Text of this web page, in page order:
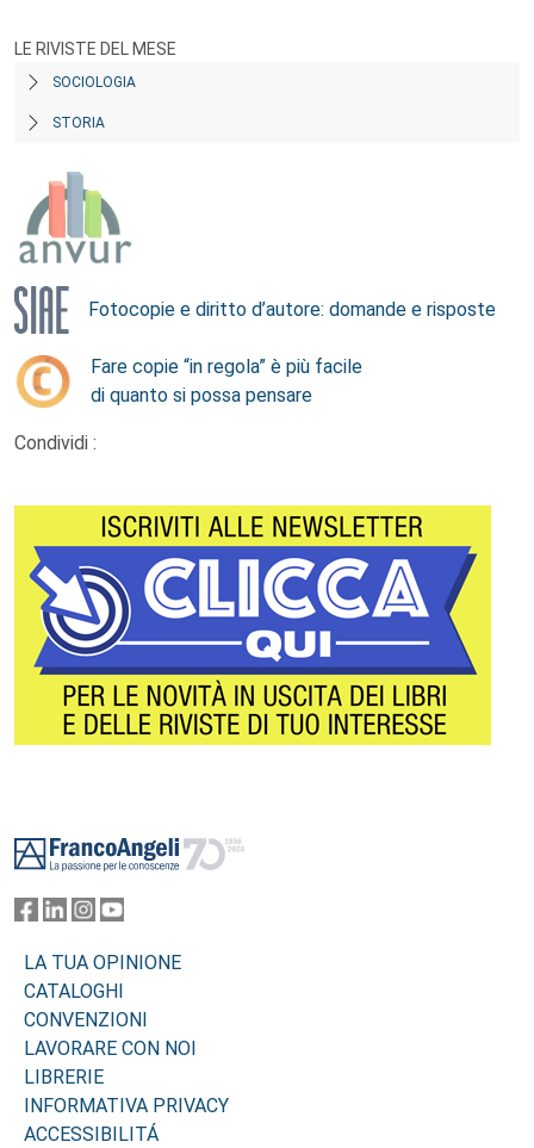
LE RIVISTE DEL MESE
SOCIOLOGIA
STORIA
Fotocopie e diritto d’autore: domande e risposte
Fare copie “in regola” è più facile
di quanto si possa pensare
Condividi :
LA TUA OPINIONE
CATALOGHI
CONVENZIONI
LAVORARE CON NOI
LIBRERIE
INFORMATIVA PRIVACY
ACCESSIBILITÁ